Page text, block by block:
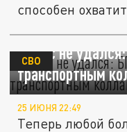
способен
Фокус не
транспортным
СВО
25 ИЮНЯ 22:49
Теперь любой